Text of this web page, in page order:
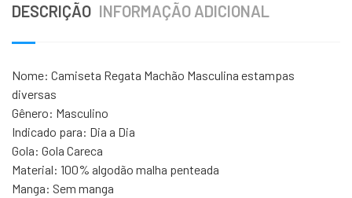
DESCRIÇÃO INFORMAÇÃO ADICIONAL
Nome: Camiseta Regata Machão Masculina estampas
diversas
Gênero: Masculino
Indicado para: Dia a Dia
Gola: Gola Careca
Material: 100% algodão malha penteada
Manga: Sem manga